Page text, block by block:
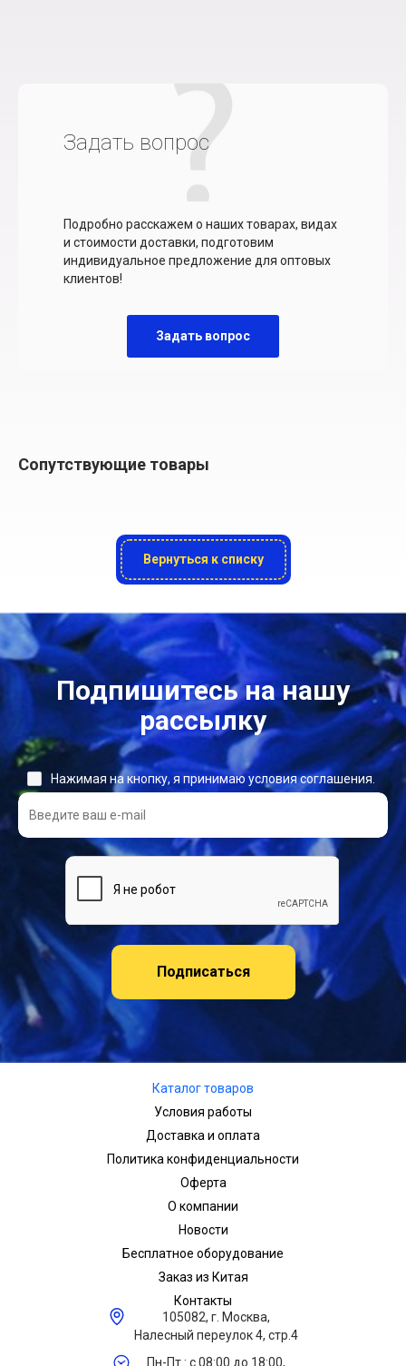
Задать вопрос
Подробно расскажем о наших товарах, видах
и стоимости доставки, подготовим
индивидуальное предложение для оптовых
клиентов!
Задать вопрос
Сопутствующие товары
Вернуться к списку
Подпишитесь на нашу
рассылку
Подписаться
Нажимая на кнопку, я принимаю условия соглашения.
Каталог товаров
Условия работы
Доставка и оплата
Политика конфиденциальности
Оферта
О компании
Новости
Бесплатное оборудование
Заказ из Китая
Контакты
105082, г. Москва,
Налесный переулок 4, стр.4
Пн-Пт.: с 08:00 до 18:00,